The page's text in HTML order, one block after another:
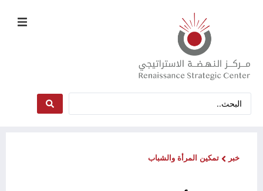
خبر تمكين المرأة والشباب